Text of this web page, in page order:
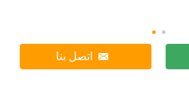
اتصل بنا